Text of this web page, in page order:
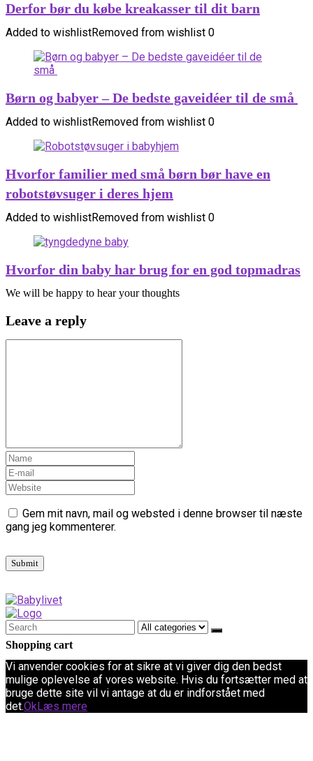
Derfor bør du købe kreakasser til dit barn
Added to wishlistRemoved from wishlist 0
Børn og babyer – De bedste gaveidéer til de små
Added to wishlistRemoved from wishlist 0
Hvorfor familier med små børn bør have en
robotstøvsuger i deres hjem
Added to wishlistRemoved from wishlist 0
Hvorfor din baby har brug for en god topmadras
We will be happy to hear your thoughts
Leave a reply
Gem mit navn, mail og websted i denne browser til næste
gang jeg kommenterer.
Shopping cart
Vi anvender cookies for at sikre at vi giver dig den bedst
mulige oplevelse af vores website. Hvis du fortsætter med at
bruge dette site vil vi antage at du er indforstået med
det.OkLæs mere